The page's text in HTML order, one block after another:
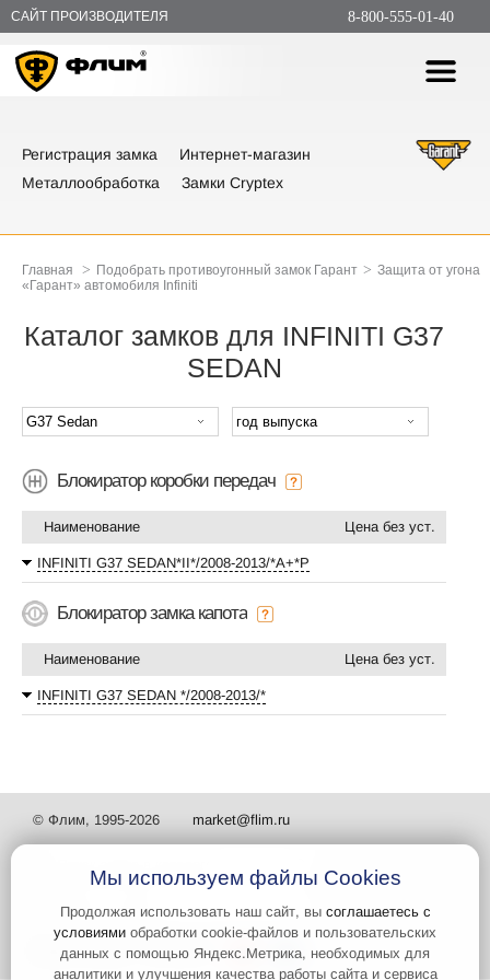
САЙТ ПРОИЗВОДИТЕЛЯ 8-800-555-01-40
Регистрация замка
Интернет-магазин
Металлообработка
Замки Cryptex
Главная > Подобрать противоугонный замок Гарант > Защита от угона
«Гарант» автомобиля Infiniti
Каталог замков для INFINITI G37
SEDAN
Блокиратор коробки передач
Наименование Цена без уст.
INFINITI G37 SEDAN*II*/2008-2013/*А+*P
Блокиратор замка капота
Наименование Цена без уст.
INFINITI G37 SEDAN */2008-2013/*
© Флим, 1995-2026 market@flim.ru
Задать вопрос Контакты
Мы используем файлы Cookies
Продолжая использовать наш сайт, вы соглашаетесь с
условиями обработки cookie-файлов и пользовательских
данных с помощью Яндекс.Метрика, необходимых для
аналитики и улучшения качества работы сайта и сервиса